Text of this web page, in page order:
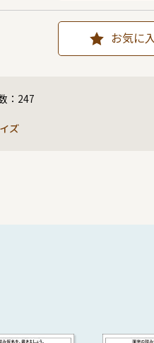
お気に
： 247
ズ